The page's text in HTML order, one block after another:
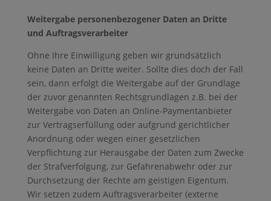
Weitergabe personenbezogener Daten an Dritte
und Auftragsverarbeiter
Ohne Ihre Einwilligung geben wir grundsätzlich
keine Daten an Dritte weiter. Sollte dies doch der Fall
sein, dann erfolgt die Weitergabe auf der Grundlage
der zuvor genannten Rechtsgrundlagen z.B. bei der
Weitergabe von Daten an Online-Paymentanbieter
zur Vertragserfüllung oder aufgrund gerichtlicher
Anordnung oder wegen einer gesetzlichen
Verpflichtung zur Herausgabe der Daten zum Zwecke
der Strafverfolgung, zur Gefahrenabwehr oder zur
Durchsetzung der Rechte am geistigen Eigentum.
Wir setzen zudem Auftragsverarbeiter (externe